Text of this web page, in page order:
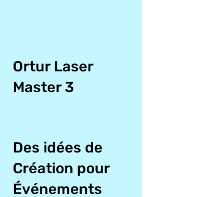
Ortur Laser
Master 3
Des idées de
Création pour
Événements